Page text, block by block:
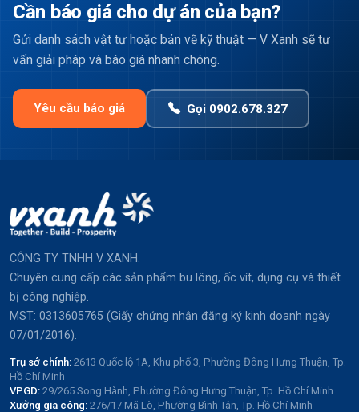
Cần báo giá cho dự án của bạn?
Gửi danh sách vật tư hoặc bản vẽ kỹ thuật — V Xanh sẽ tư
vấn giải pháp và báo giá nhanh chóng.
Yêu cầu báo giá Gọi 0902.678.327
CÔNG TY TNHH V XANH.
Chuyên cung cấp các sản phẩm bu lông, ốc vít, dụng cụ và thiết
bị công nghiệp.
MST: 0313605765 (Giấy chứng nhận đăng ký kinh doanh ngày
07/01/2016).
Trụ sở chính: 2613 Quốc lộ 1A, Khu phố 3, Phường Đông Hưng Thuận, Tp.
Hồ Chí Minh
VPGD: 29/265 Song Hành, Phường Đông Hưng Thuận, Tp. Hồ Chí Minh
Xưởng gia công: 276/17 Mã Lò, Phường Bình Tân, Tp. Hồ Chí Minh